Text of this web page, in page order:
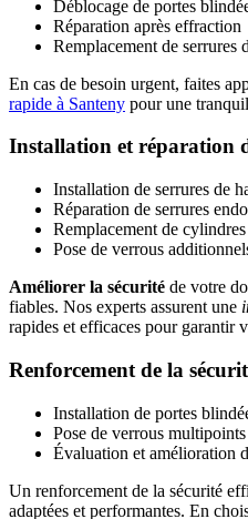
Déblocage de portes
Réparation après effraction
Remplacement de serrures
En cas de besoin urgent, faites
rapide à Santeny pour une
Installation et réparation
Installation de serrures de
Réparation de serrures
Remplacement de
Pose de verrous
Améliorer la sécurité de votre
fiables. Nos experts assurent une
rapides et efficaces pour garantir
Renforcement de la
Installation de portes
Pose de verrous
Évaluation et amélioration
Un renforcement de la sécurité
adaptées et performantes. En